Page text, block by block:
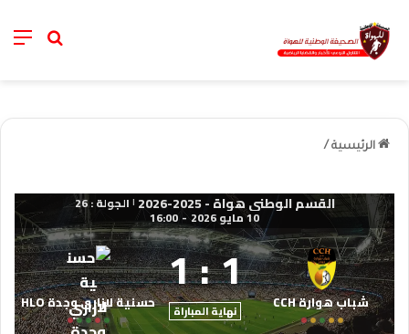
خانة
الرئيسية /
القسم الوطني هواة - 2025-2026 | الجولة : 26
10 مايو 2026 -
16:00
شباب هوارة CCH 1
:
1
نهاية المباراة حسنية لازاري وجدة HLO